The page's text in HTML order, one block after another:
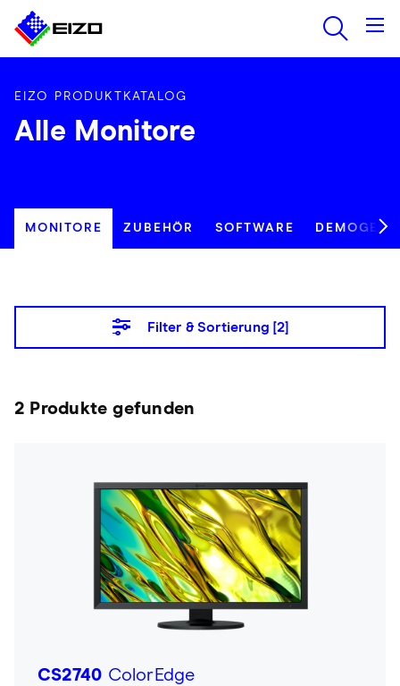
EIZO PRODUKTKATALOG
Alle Monitore
MONITORE ZUBEHÖR SOFTWARE
Filter & Sortierung [2]
2 Produkte gefunden
CS2740 ColorEdge